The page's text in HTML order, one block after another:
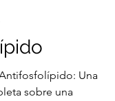
Una
sobre una